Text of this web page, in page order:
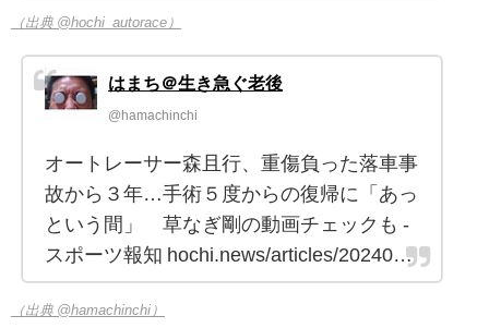
（出典 @hochi_autorace）
はまち＠生き急ぐ老後
@hamachinchi
オートレーサー森且行、重傷負った落車事
故から３年…手術５度からの復帰に「あっ
という間」 草なぎ剛の動画チェックも -
スポーツ報知 hochi.news/articles/20240…
（出典 @hamachinchi）